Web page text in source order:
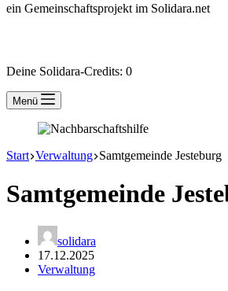
ein Gemeinschaftsprojekt im Solidara.net
Deine Solidara-Credits: 0
Menü
Start Verwaltung Samtgemeinde Jesteburg
Samtgemeinde
solidara
17.12.2025
Verwaltung